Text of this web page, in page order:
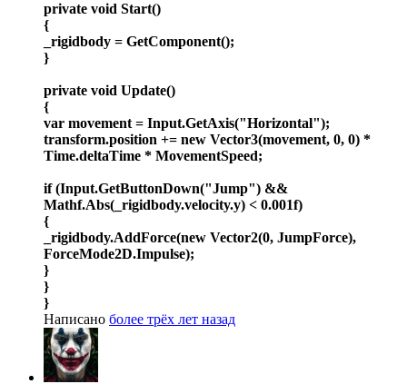
private void Start()
{
_rigidbody = GetComponent();
}
private void Update()
{
var movement = Input.GetAxis("Horizontal");
transform.position += new Vector3(movement, 0, 0) *
Time.deltaTime * MovementSpeed;
if (Input.GetButtonDown("Jump") &&
Mathf.Abs(_rigidbody.velocity.y) < 0.001f)
{
_rigidbody.AddForce(new Vector2(0, JumpForce),
ForceMode2D.Impulse);
}
}
}
Написано более трёх лет назад